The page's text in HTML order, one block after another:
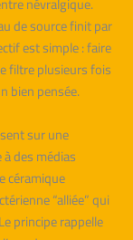
de source finit par
est simple : faire
filtre plusieurs fois
bien pensée.
sur une
des médias
céramique
“alliée” qui
principe rappelle